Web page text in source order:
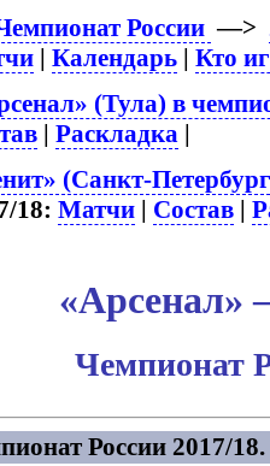
России —>
|Календарь |Кто
(Тула) в
|Раскладка |
(Санкт-
18:Матчи | Состав |
«Арсенал»
Чемпионат
России 2017/